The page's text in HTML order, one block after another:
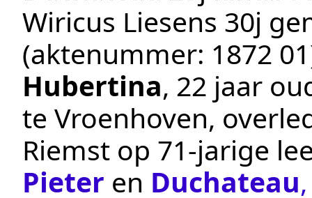
Wiricus Liesens 30j
(aktenummer: 1872 01
Hubertina, 22 jaar
te Vroenhoven,
Riemst op 71-jarige
Pieter en Duchateau